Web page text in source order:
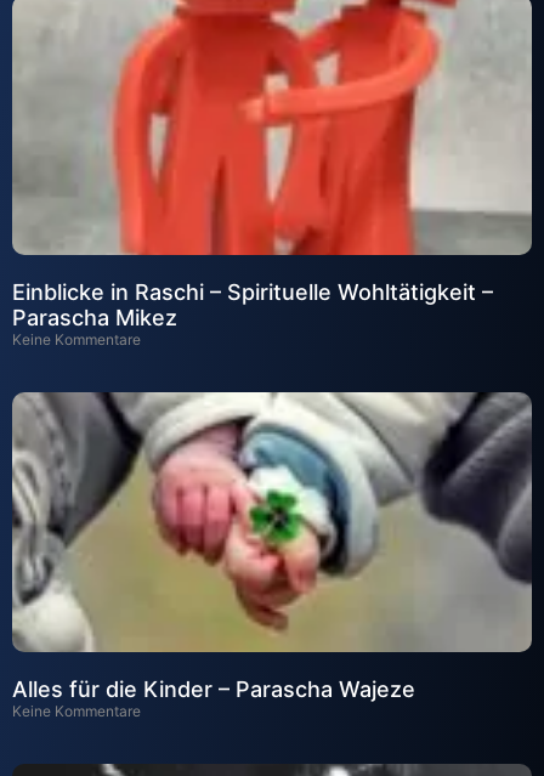
Einblicke in Raschi – Spirituelle Wohltätigkeit –
Parascha Mikez
Keine Kommentare
Alles für die Kinder – Parascha Wajeze
Keine Kommentare